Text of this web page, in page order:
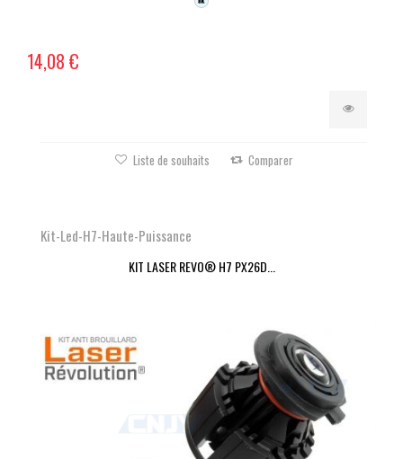
14,08 €
Liste de souhaits Comparer
Kit-Led-H7-Haute-Puissance
KIT LASER REVO® H7 PX26D...